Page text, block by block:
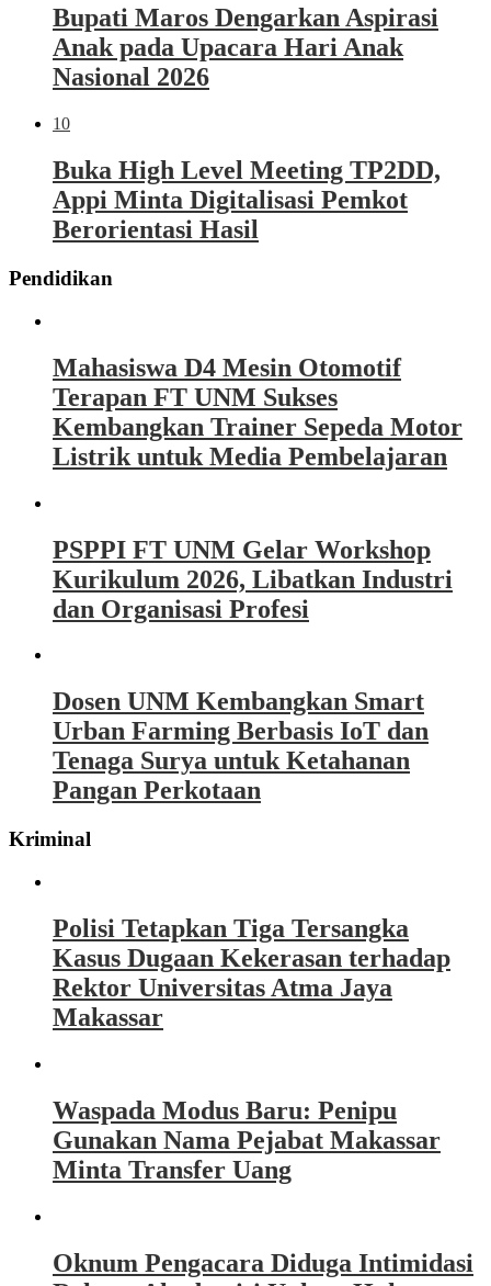
Bupati Maros Dengarkan Aspirasi
Anak pada Upacara Hari Anak
Nasional 2026
10
Buka High Level Meeting TP2DD,
Appi Minta Digitalisasi Pemkot
Berorientasi Hasil
Pendidikan
Mahasiswa D4 Mesin Otomotif
Terapan FT UNM Sukses
Kembangkan Trainer Sepeda Motor
Listrik untuk Media Pembelajaran
PSPPI FT UNM Gelar Workshop
Kurikulum 2026, Libatkan Industri
dan Organisasi Profesi
Dosen UNM Kembangkan Smart
Urban Farming Berbasis IoT dan
Tenaga Surya untuk Ketahanan
Pangan Perkotaan
Kriminal
Polisi Tetapkan Tiga Tersangka
Kasus Dugaan Kekerasan terhadap
Rektor Universitas Atma Jaya
Makassar
Waspada Modus Baru: Penipu
Gunakan Nama Pejabat Makassar
Minta Transfer Uang
Oknum Pengacara Diduga Intimidasi